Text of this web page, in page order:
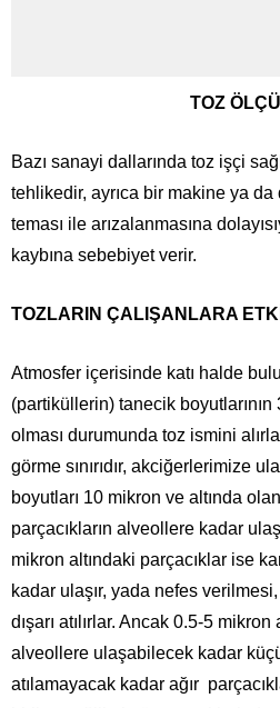
TOZ
Bazı sanayi dallarında toz işçi
tehlikedir, ayrıca bir makine ya
teması ile arızalanmasına
kaybına sebebiyet verir.
TOZLARIN ÇALIŞANLARA
Atmosfer içerisinde katı halde
(partiküllerin) tanecik
olması durumunda toz ismini
görme sınırıdır, akciğerlerimize
boyutları 10 mikron ve altında
parçacıkların alveollere kadar
mikron altındaki parçacıklar ise
kadar ulaşır, yada nefes
dışarı atılırlar. Ancak 0.5-5
alveollere ulaşabilecek kadar
atılamayacak kadar ağır